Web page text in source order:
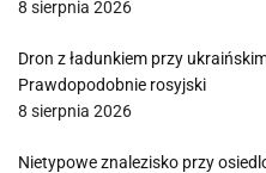
8 sierpnia 2026
Dron z ładunkiem przy
Prawdopodobnie rosyjski
8 sierpnia 2026
Nietypowe znalezisko przy